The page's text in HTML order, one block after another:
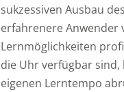
sukzessiven Ausbau
erfahrenere
Lernmöglichkeiten
die Uhr verfügbar
eigenen Lerntempo